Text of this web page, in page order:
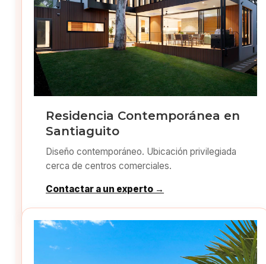
Residencia Contemporánea en
Santiaguito
Diseño contemporáneo. Ubicación privilegiada
cerca de centros comerciales.
Contactar a un experto →